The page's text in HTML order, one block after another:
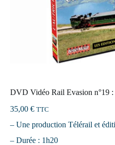
DVD Vidéo Rail Evasion n°19 :
35,00 € TTC
– Une production Télérail et
– Durée : 1h20